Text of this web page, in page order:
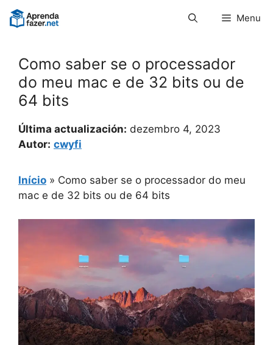
Pular
para
Menu
Como saber se o processador
do meu mac e de 32 bits ou de
64 bits
Última actualización: dezembro 4, 2023
Autor: cwyfi
Início » Como saber se o processador do meu
mac e de 32 bits ou de 64 bits